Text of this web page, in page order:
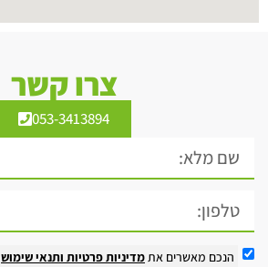
צרו קשר
053-3413894
הנכם מאשרים אתמדיניות פרטיות ותנאי שימוש